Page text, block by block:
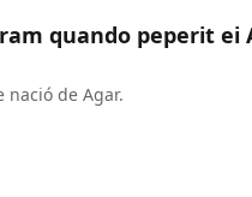
quando peperit ei
nació de Agar.